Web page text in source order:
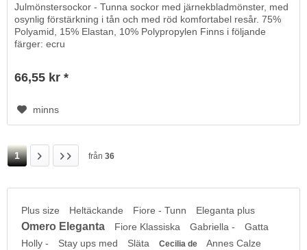
Julmönstersockor - Tunna sockor med järnekbladmönster, med
osynlig förstärkning i tån och med röd komfortabel resår. 75%
Polyamid, 15% Elastan, 10% Polypropylen Finns i följande
färger: ecru
66,55 kr *
minns
1 från 36
Plus size Heltäckande Fiore - Tunn Eleganta plus
Omero Eleganta Fiore Klassiska Gabriella -
Gatta
Holly -
Stay ups med Släta Cecilia de Annes Calze